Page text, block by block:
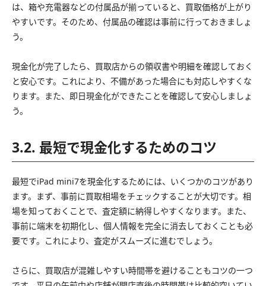
は、箱や充電器などの付属品が揃っていると、買取価格が上がり
やすいです。そのため、付属品の確認は事前に行っておきましょ
う。
現金化が完了したら、買取店からの領収書や明細を確認しておく
と安心です。これにより、不備があった場合にも対応しやすくな
ります。また、即日現金化ができたことを確認して安心しましょ
う。
3.2. 最短で現金化するためのコツ
最短でiPad mini7を現金化するためには、いくつかのコツがあり
ます。まず、事前に買取相場をチェックすることが大切です。相
場を知っておくことで、査定額に納得しやすくなります。また、
事前に端末を初期化し、個人情報を完全に消去しておくことも必
要です。これにより、査定がスムーズに進むでしょう。
さらに、買取店が混雑しやすい時間帯を避けることもコツの一つ